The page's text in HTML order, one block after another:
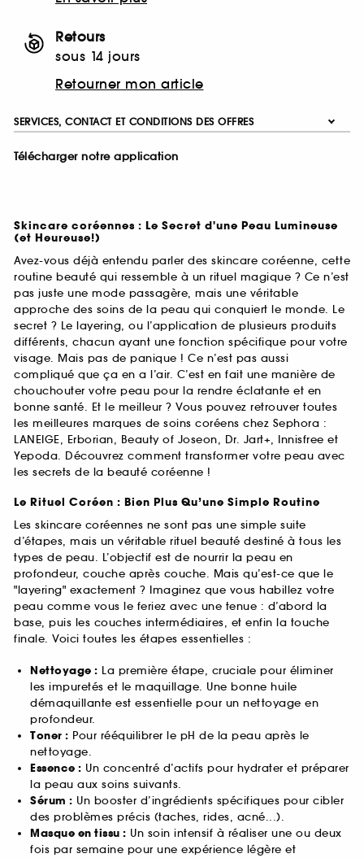
Retours
sous 14 jours
Retourner mon article
SERVICES, CONTACT ET CONDITIONS DES OFFRES
Télécharger notre application
Skincare coréennes : Le Secret d'une Peau Lumineuse
(et Heureuse!)
Avez-vous déjà entendu parler des skincare coréenne, cette
routine beauté qui ressemble à un rituel magique ? Ce n’est
pas juste une mode passagère, mais une véritable
approche des soins de la peau qui conquiert le monde. Le
secret ? Le layering, ou l’application de plusieurs produits
différents, chacun ayant une fonction spécifique pour votre
visage. Mais pas de panique ! Ce n’est pas aussi
compliqué que ça en a l’air. C’est en fait une manière de
chouchouter votre peau pour la rendre éclatante et en
bonne santé. Et le meilleur ? Vous pouvez retrouver toutes
les meilleures marques de soins coréens chez Sephora :
LANEIGE, Erborian, Beauty of Joseon, Dr. Jart+, Innisfree et
Yepoda. Découvrez comment transformer votre peau avec
les secrets de la beauté coréenne !
Le Rituel Coréen : Bien Plus Qu’une Simple Routine
Les skincare coréennes ne sont pas une simple suite
d’étapes, mais un véritable rituel beauté destiné à tous les
types de peau. L’objectif est de nourrir la peau en
profondeur, couche après couche. Mais qu’est-ce que le
"layering" exactement ? Imaginez que vous habillez votre
peau comme vous le feriez avec une tenue : d’abord la
base, puis les couches intermédiaires, et enfin la touche
finale. Voici toutes les étapes essentielles :
Nettoyage : La première étape, cruciale pour éliminer
les impuretés et le maquillage. Une bonne huile
démaquillante est essentielle pour un nettoyage en
profondeur.
Toner : Pour rééquilibrer le pH de la peau après le
nettoyage.
Essence : Un concentré d’actifs pour hydrater et préparer
la peau aux soins suivants.
Sérum : Un booster d’ingrédients spécifiques pour cibler
des problèmes précis (taches, rides, acné...).
Masque en tissu : Un soin intensif à réaliser une ou deux
fois par semaine pour une expérience légère et